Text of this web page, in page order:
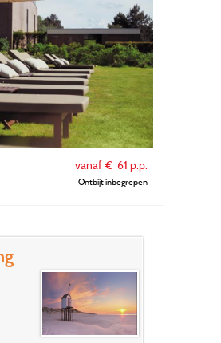
vanaf € 61 p.p.
Ontbijt inbegrepen